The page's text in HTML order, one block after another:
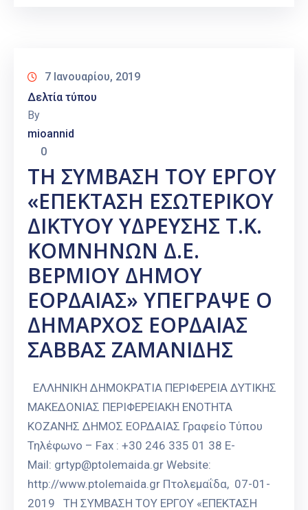
7 Ιανουαρίου, 2019
Δελτία τύπου
By
mioannid
0
ΤΗ ΣΥΜΒΑΣΗ ΤΟΥ ΕΡΓΟΥ
«ΕΠΕΚΤΑΣΗ ΕΣΩΤΕΡΙΚΟΥ
ΔΙΚΤΥΟΥ ΥΔΡΕΥΣΗΣ Τ.Κ.
ΚΟΜΝΗΝΩΝ Δ.Ε.
ΒΕΡΜΙΟΥ ΔΗΜΟΥ
ΕΟΡΔΑΙΑΣ» ΥΠΕΓΡΑΨΕ Ο
ΔΗΜΑΡΧΟΣ ΕΟΡΔΑΙΑΣ
ΣΑΒΒΑΣ ΖΑΜΑΝΙΔΗΣ
ΕΛΛΗΝΙΚΗ ΔΗΜΟΚΡΑΤΙΑ ΠΕΡΙΦΕΡΕΙΑ ΔΥΤΙΚΗΣ
ΜΑΚΕΔΟΝΙΑΣ ΠΕΡΙΦΕΡΕΙΑΚΗ ΕΝΟΤΗΤΑ
ΚΟΖΑΝΗΣ ΔΗΜΟΣ ΕΟΡΔΑΙΑΣ Γραφείο Τύπου
Τηλέφωνο – Fax : +30 246 335 01 38 E-
Mail: grtyp@ptolemaida.gr Website:
http://www.ptolemaida.gr Πτολεμαΐδα, 07-01-
2019 ΤΗ ΣΥΜΒΑΣΗ ΤΟΥ ΕΡΓΟΥ «ΕΠΕΚΤΑΣΗ